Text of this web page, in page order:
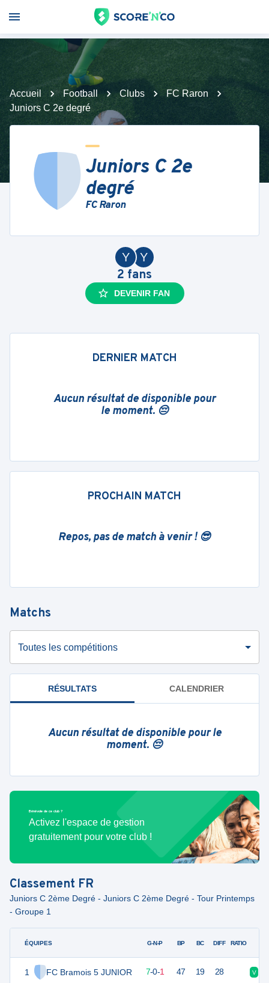
Accueil Football Clubs
FC Raron
Juniors C 2e degré
Juniors C 2e
degré
FC Raron
Y
Y
2 fans
DEVENIR FAN
DERNIER MATCH
Aucun résultat de disponible pour
le moment. 😔
PROCHAIN MATCH
Repos, pas de match à venir ! 😎
Matchs
Toutes les compétitions
RÉSULTATS CALENDRIER
Aucun résultat de disponible pour le
moment. 😔
Bénévole de ce club ?
Activez l'espace de gestion
gratuitement pour votre club !
Classement FR
Juniors C 2ème Degré - Juniors C 2ème Degré - Tour Printemps
- Groupe 1
ÉQUIPES
1 FC Bramois 5 JUNIOR
G-N-P BP BC DIFF RATIO
21 8 7-0-1 47 19 28 V